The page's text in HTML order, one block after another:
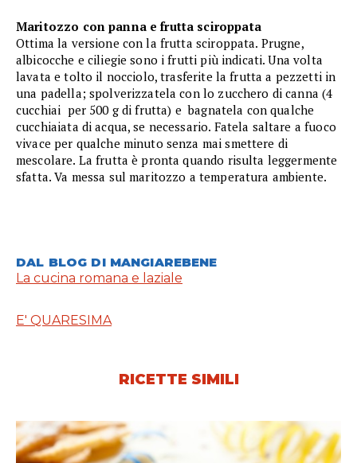
Maritozzo con panna e frutta sciroppata
Ottima la versione con la frutta sciroppata. Prugne,
albicocche e ciliegie sono i frutti più indicati. Una volta
lavata e tolto il nocciolo, trasferite la frutta a pezzetti in
una padella; spolverizzatela con lo zucchero di canna (4
cucchiai per 500 g di frutta) e bagnatela con qualche
cucchiaiata di acqua, se necessario. Fatela saltare a fuoco
vivace per qualche minuto senza mai smettere di
mescolare. La frutta è pronta quando risulta leggermente
sfatta. Va messa sul maritozzo a temperatura ambiente.
DAL BLOG DI MANGIAREBENE
La cucina romana e laziale
E' QUARESIMA
RICETTE SIMILI